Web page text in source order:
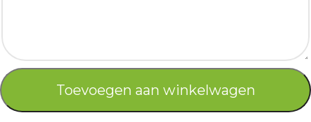
Toevoegen aan winkelwagen